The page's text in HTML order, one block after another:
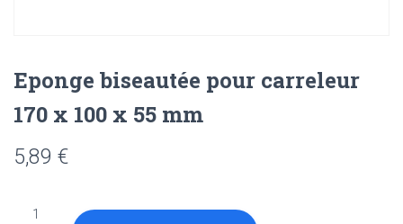
Eponge biseautée pour carreleur
170 x 100 x 55 mm
5,89 €
quantité